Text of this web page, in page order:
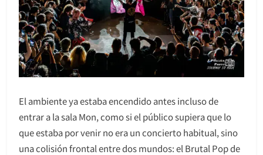
El ambiente ya estaba encendido antes incluso de
entrar a la sala Mon, como si el público supiera que lo
que estaba por venir no era un concierto habitual, sino
una colisión frontal entre dos mundos: el Brutal Pop de